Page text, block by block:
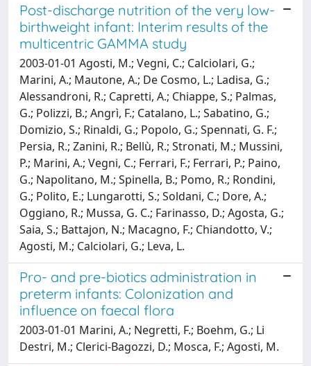
Post-discharge nutrition of the very low-
birthweight infant: Interim results of the
multicentric GAMMA study
2003-01-01 Agosti, M.; Vegni, C.; Calciolari, G.;
Marini, A.; Mautone, A.; De Cosmo, L.; Ladisa, G.;
Alessandroni, R.; Capretti, A.; Chiappe, S.; Palmas,
G.; Polizzi, B.; Angrì, F.; Catalano, L.; Sabatino, G.;
Domizio, S.; Rinaldi, G.; Popolo, G.; Spennati, G. F.;
Persia, R.; Zanini, R.; Bellù, R.; Stronati, M.; Mussini,
P.; Marini, A.; Vegni, C.; Ferrari, F.; Ferrari, P.; Paino,
G.; Napolitano, M.; Spinella, B.; Pomo, R.; Rondini,
G.; Polito, E.; Lungarotti, S.; Soldani, C.; Dore, A.;
Oggiano, R.; Mussa, G. C.; Farinasso, D.; Agosta, G.;
Saia, S.; Battajon, N.; Macagno, F.; Chiandotto, V.;
Agosti, M.; Calciolari, G.; Leva, L.
Pro- and pre-biotics administration in
preterm infants: Colonization and
influence on faecal flora
2003-01-01 Marini, A.; Negretti, F.; Boehm, G.; Li
Destri, M.; Clerici-Bagozzi, D.; Mosca, F.; Agosti, M.